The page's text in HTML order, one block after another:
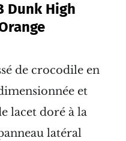
Dunk High
de crocodile en
et
lacet doré à la
latéral